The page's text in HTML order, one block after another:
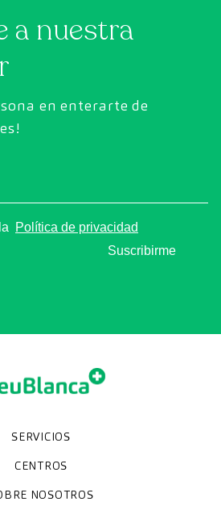
a nuestra
en enterarte de
Política de privacidad
Suscribirme
SERVICIOS
Especialidades
por la imagen
y revisiones médicas
especializadas
CENTROS
CreuBlanca
Tarradellas
Médica
CreuBlanca Maresme
NOSOTROS